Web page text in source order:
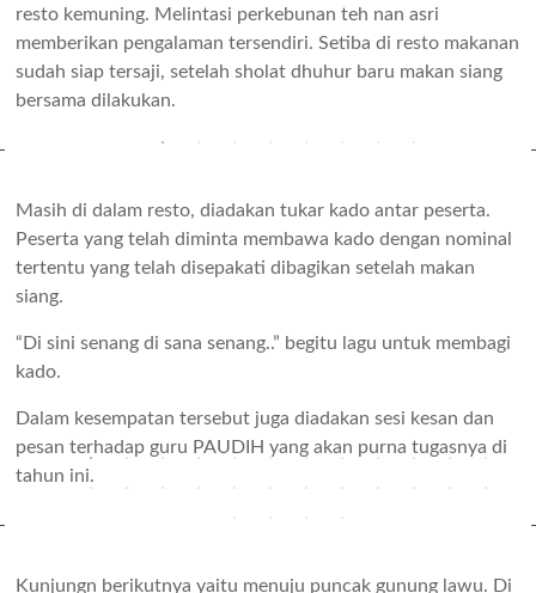
resto kemuning. Melintasi perkebunan teh nan asri
memberikan pengalaman tersendiri. Setiba di resto makanan
sudah siap tersaji, setelah sholat dhuhur baru makan siang
bersama dilakukan.
Masih di dalam resto, diadakan tukar kado antar peserta.
Peserta yang telah diminta membawa kado dengan nominal
tertentu yang telah disepakati dibagikan setelah makan
siang.
“Di sini senang di sana senang..” begitu lagu untuk membagi
kado.
Dalam kesempatan tersebut juga diadakan sesi kesan dan
pesan terhadap guru PAUDIH yang akan purna tugasnya di
tahun ini.
Kunjungn berikutnya yaitu menuju puncak gunung lawu. Di